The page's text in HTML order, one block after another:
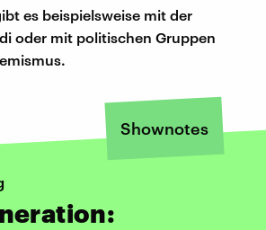
es beispielsweise mit der
oder mit politischen Gruppen
Shownotes